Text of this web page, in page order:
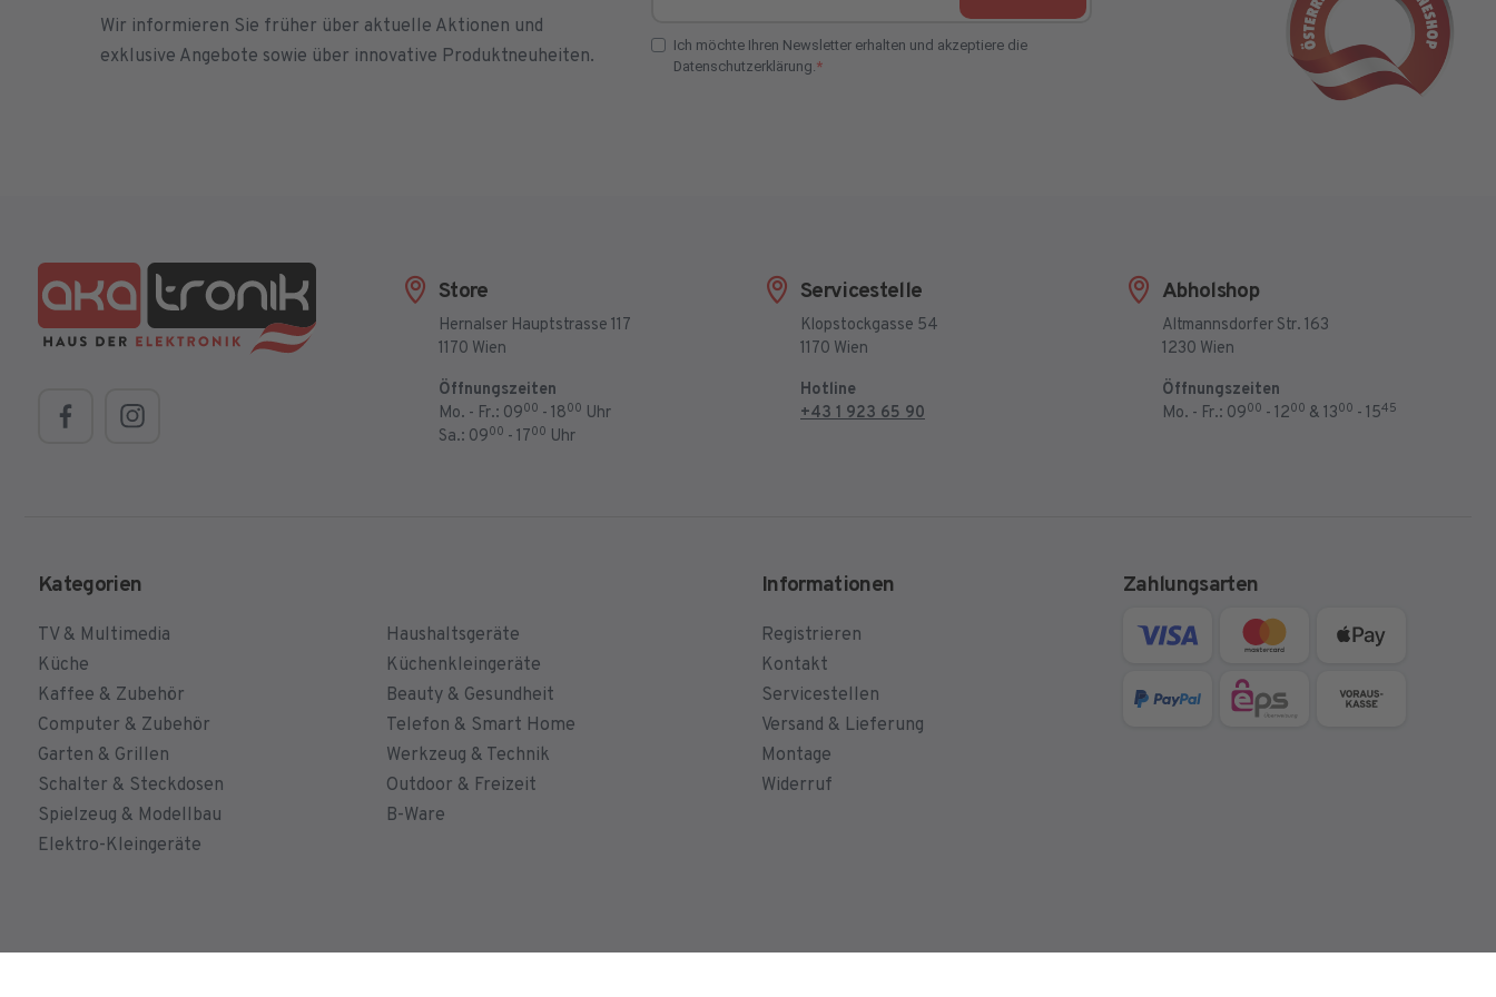
Wir informieren Sie früher über aktuelle Aktionen und
exklusive Angebote sowie über innovative Produktneuheiten.
Ich möchte Ihren Newsletter erhalten und akzeptiere die
Datenschutzerklärung.
Store
Hernalser Hauptstrasse 117
1170 Wien
Öffnungszeiten
Mo. - Fr.: 0900 - 1800 Uhr
Sa.: 0900 - 1700 Uhr
Servicestelle
Klopstockgasse 54
1170 Wien
Hotline
+43 1 923 65 90
Abholshop
Altmannsdorfer Str. 163
1230 Wien
Öffnungszeiten
Mo. - Fr.: 0900 - 1200 & 1300 - 1545
Kategorien
TV & Multimedia
Haushaltsgeräte
Küche
Küchenkleingeräte
Kaffee & Zubehör
Beauty & Gesundheit
Computer & Zubehör
Telefon & Smart Home
Garten & Grillen
Werkzeug & Technik
Schalter & Steckdosen
Outdoor & Freizeit
Spielzeug & Modellbau
B-Ware
Elektro-Kleingeräte
Informationen
Registrieren
Kontakt
Servicestellen
Versand & Lieferung
Montage
Widerruf
Zahlungsarten